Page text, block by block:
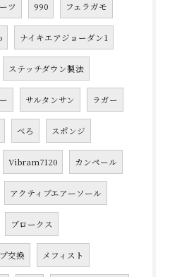
ツ 990 フェラガモ
ナイキエアジョーダン1
ステッチダウン製法
サルタンサン ラガー
べろ スポンジ
Vibram7120 カンペール
アクティブエアーソール
ブロークス
交換 メフィスト